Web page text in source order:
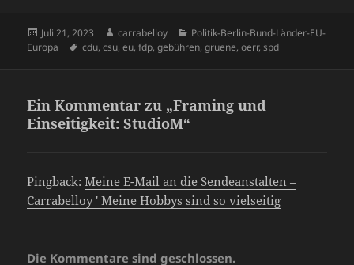
Veröffentlicht
am
Juli 21, 2023 Autor
carrabelloy Kategorien
Politik-Berlin-Bund-Länder-EU-
Europa
Schlagwörter
cdu,csu,eu,fdp,gebühren,gruene,oerr,spd
Ein Kommentar zu „Framing und
Einseitigkeit: StudioM“
Pingback:Meine E-Mail an die Sendeanstalten –
Carrabelloy ' Meine Hobbys sind so vielseitig
Die Kommentare sind geschlossen.